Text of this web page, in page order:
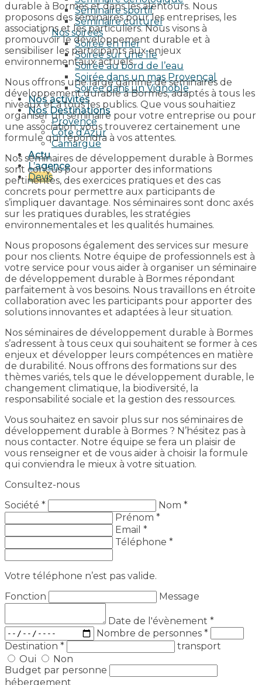
Séminaire sportif
Séminaire culturel
Nos soirées
Soirée en mer
Soirée sur une île
Soirée au bord de l’eau
Soirée dans un mas Provençal
Soirée dans un Vignoble
Nos activités
Nos Destinations
Provence
Côte d’Azur
Camargue
Actu
L’agence
Devis
durable à Bormes et dans les alentours. Nous
proposons des séminaires pour les entreprises, les
associations et les particuliers. Nous visons à
promouvoir le développement durable et à
sensibiliser les participants aux enjeux
environnementaux actuels.
Nous offrons une large gamme de séminaires de
développement durable à Bormes, adaptés à tous les
niveaux et à tous les publics. Que vous souhaitiez
organiser un séminaire pour votre entreprise ou pour
une association, vous trouverez certainement une
formule qui répondra à vos attentes.
Nos séminaires de développement durable à Bormes
sont conçus pour apporter des informations
pertinentes, des exercices pratiques et des cas
concrets pour permettre aux participants de
s’impliquer davantage. Nos séminaires sont donc axés
sur les pratiques durables, les stratégies
environnementales et les qualités humaines.
Nous proposons également des services sur mesure
pour nos clients. Notre équipe de professionnels est à
votre service pour vous aider à organiser un séminaire
de développement durable à Bormes répondant
parfaitement à vos besoins. Nous travaillons en étroite
collaboration avec les participants pour apporter des
solutions innovantes et adaptées à leur situation.
Nos séminaires de développement durable à Bormes
s’adressent à tous ceux qui souhaitent se former à ces
enjeux et développer leurs compétences en matière
de durabilité. Nous offrons des formations sur des
thèmes variés, tels que le développement durable, le
changement climatique, la biodiversité, la
responsabilité sociale et la gestion des ressources.
Vous souhaitez en savoir plus sur nos séminaires de
développement durable à Bormes ? N’hésitez pas à
nous contacter. Notre équipe se fera un plaisir de
vous renseigner et de vous aider à choisir la formule
qui conviendra le mieux à votre situation.
Consultez-nous
Société *
Nom *
Prénom *
Email *
Téléphone *
Votre téléphone n’est pas valide.
Fonction
Message
Date de l'évènement *
Nombre de personnes *
Destination *
transport
Oui
Non
Budget par personne
hébergement